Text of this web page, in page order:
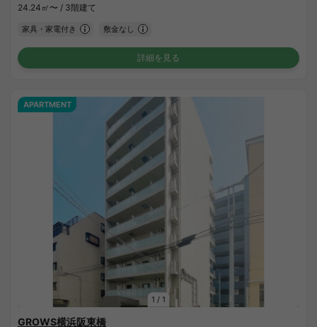
24.24㎡〜 / 3階建て
家具・家電付き 敷金なし
詳細を見る
1 / 1
APARTMENT
GROWS横浜阪東橋